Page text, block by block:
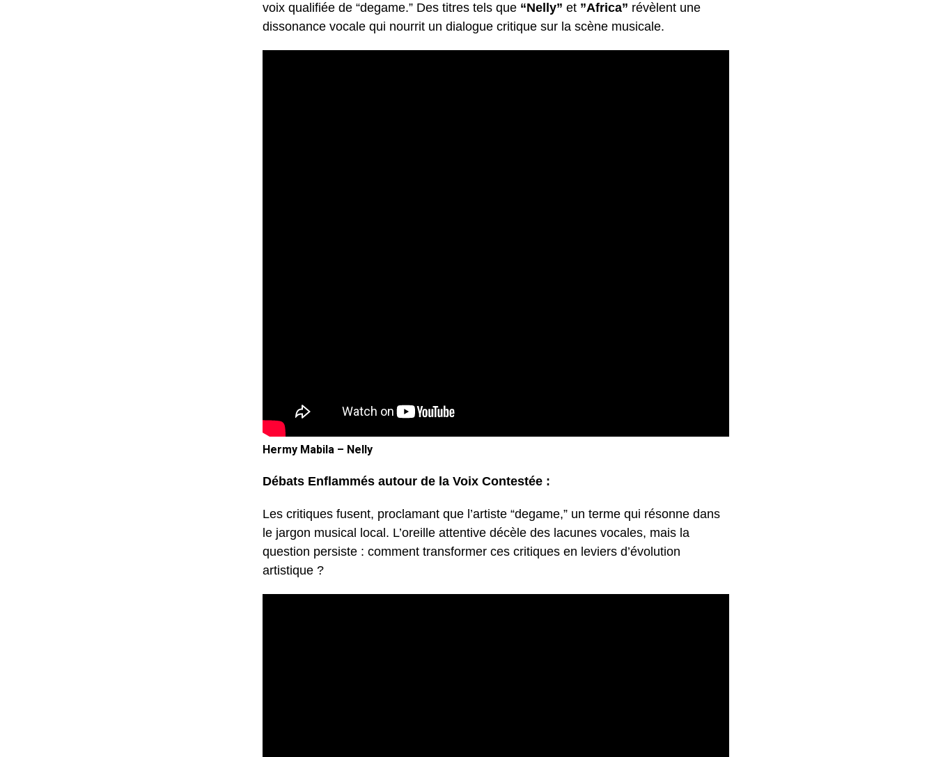
voix qualifiée de “degame.” Des titres tels que “Nelly” et ”Africa” révèlent une
dissonance vocale qui nourrit un dialogue critique sur la scène musicale.
Hermy Mabila – Nelly
Débats Enflammés autour de la Voix Contestée :
Les critiques fusent, proclamant que l’artiste “degame,” un terme qui résonne dans
le jargon musical local. L’oreille attentive décèle des lacunes vocales, mais la
question persiste : comment transformer ces critiques en leviers d’évolution
artistique ?